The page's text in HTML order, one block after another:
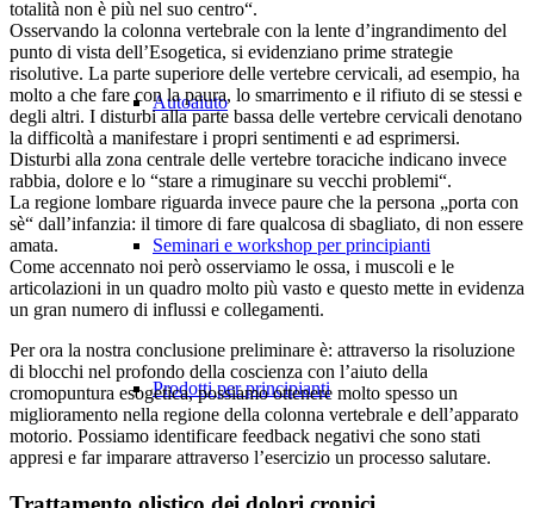
Autoaiuto
Seminari e workshop per principianti
Prodotti per principianti
totalità non è più nel suo centro“.
Osservando la colonna vertebrale con la lente d’ingrandimento del
punto di vista dell’Esogetica, si evidenziano prime strategie
risolutive. La parte superiore delle vertebre cervicali, ad esempio, ha
molto a che fare con la paura, lo smarrimento e il rifiuto di se stessi e
degli altri. I disturbi alla parte bassa delle vertebre cervicali denotano
la difficoltà a manifestare i propri sentimenti e ad esprimersi.
Disturbi alla zona centrale delle vertebre toraciche indicano invece
rabbia, dolore e lo “stare a rimuginare su vecchi problemi“.
La regione lombare riguarda invece paure che la persona „porta con
sè“ dall’infanzia: il timore di fare qualcosa di sbagliato, di non essere
amata.
Come accennato noi però osserviamo le ossa, i muscoli e le
articolazioni in un quadro molto più vasto e questo mette in evidenza
un gran numero di influssi e collegamenti.
Per ora la nostra conclusione preliminare è: attraverso la risoluzione
di blocchi nel profondo della coscienza con l’aiuto della
cromopuntura esogetica, possiamo ottenere molto spesso un
miglioramento nella regione della colonna vertebrale e dell’apparato
motorio. Possiamo identificare feedback negativi che sono stati
appresi e far imparare attraverso l’esercizio un processo salutare.